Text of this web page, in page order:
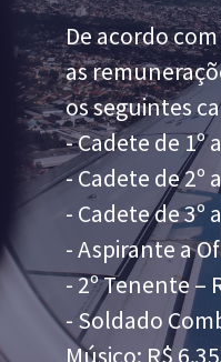
De acordo
as
os seguintes
- Cadete de 1º
- Cadete de 2º
- Cadete de 3º
- Aspirante a
- 2º Tenente –
- Soldado